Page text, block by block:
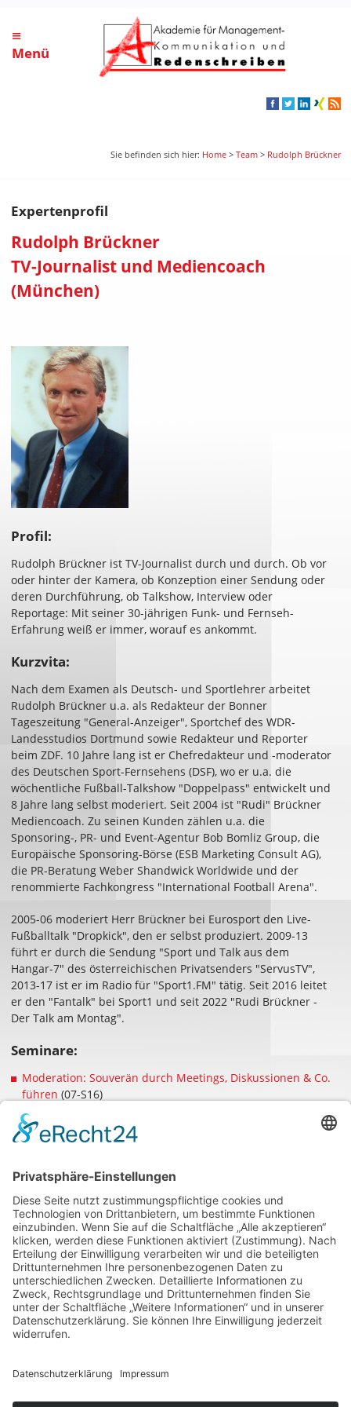
Sie befinden sich hier: Home> Team> Rudolph Brückner
≡
Menü
Expertenprofil
Rudolph Brückner
TV-Journalist und Mediencoach
(München)
Profil:
Rudolph Brückner ist TV-Journalist durch und durch. Ob vor
oder hinter der Kamera, ob Konzeption einer Sendung oder
deren Durchführung, ob Talkshow, Interview oder
Reportage: Mit seiner 30-jährigen Funk- und Fernseh-
Erfahrung weiß er immer, worauf es ankommt.
Kurzvita:
Nach dem Examen als Deutsch- und Sportlehrer arbeitet
Rudolph Brückner u.a. als Redakteur der Bonner
Tageszeitung "General-Anzeiger", Sportchef des WDR-
Landesstudios Dortmund sowie Redakteur und Reporter
beim ZDF. 10 Jahre lang ist er Chefredakteur und -moderator
des Deutschen Sport-Fernsehens (DSF), wo er u.a. die
wöchentliche Fußball-Talkshow "Doppelpass" entwickelt und
8 Jahre lang selbst moderiert. Seit 2004 ist "Rudi" Brückner
Mediencoach. Zu seinen Kunden zählen u.a. die
Sponsoring-, PR- und Event-Agentur Bob Bomliz Group, die
Europäische Sponsoring-Börse (ESB Marketing Consult AG),
die PR-Beratung Weber Shandwick Worldwide und der
renommierte Fachkongress "International Football Arena".
2005-06 moderiert Herr Brückner bei Eurosport den Live-
Fußballtalk "Dropkick", den er selbst produziert. 2009-13
führt er durch die Sendung "Sport und Talk aus dem
Hangar-7" des österreichischen Privatsenders "ServusTV",
2013-17 ist er im Radio für "Sport1.FM" tätig. Seit 2016 leitet
er den "Fantalk" bei Sport1 und seit 2022 "Rudi Brückner -
Der Talk am Montag".
Seminare:
Moderation: Souverän durch Meetings, Diskussionen & Co.
führen (07-S16)
Medientraining: Vor Mikrofon und Kamera glänzen
S22)
Kurz-Interview mit Rudolph Brückner
Was ist Ihr bester Kommunikations-Tipp?
»Beziehen Sie als Moderator Position, vertreten Sie Ihren
Standpunkt. Denn dann verbalisieren auch alle anderen
Teilnehmenden ihre Meinung prägnanter. So wird das
Gespräch lebendiger, als wenn Sie ständig lavieren und
um Ausgewogenheit und Neutralität bemüht sind.«
Was war ein Highlight in Ihrer bisherigen Tätigkeit?
»Es ist immer wieder ein tolles Gefühl, dass deutsche
kommen, um mit mir zu diskutieren.«